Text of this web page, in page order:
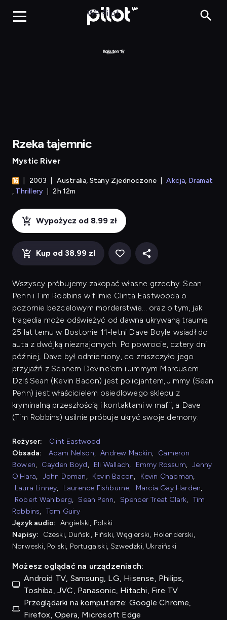
Rzeka tajemnic
WP Pilot
Rzeka tajemnic
Mystic River
2003 Australia, Stany Zjednoczone Akcja Dramat
Thrillery
2h 12m
Wypożycz od 8.99 zł
Kup od 38.99 zl
Wszyscy próbujemy zakopać własne grzechy. Sean
Penn i Tim Robbins w filmie Clinta Eastwooda o
pozornie bezcelowym morderstwie... oraz o tym, jak
tragedia może odświeżyć od dawna ukrywaną traumę.
25 lat temu w Bostonie 11-letni Dave Boyle wsiadł do
auta z dwójką nieznajomych. Po powrocie, cztery dni
później, Dave był odmieniony, co zniszczyło jego
przyjaźń z Seanem Devine'em i Jimmym Marcusem.
Dziś Sean (Kevin Bacon) jest policjantem, Jimmy (Sean
Penn) jest właścicielem osiedlowego sklepu z
kryminalną przeszłością i kontaktami w mafii, a Dave
(Tim Robbins) usilnie próbuje ukryć swoje demony.
Reżyser:
Clint Eastwood
Obsada:
Adam Nelson, Andrew Mackin, Cameron
Bowen, Cayden Boyd, Eli Wallach, Emmy Rossum, Jenny
O'Hara, John Doman, Kevin Bacon, Kevin Chapman,
Laura Linney, Laurence Fishburne, Marcia Gay Harden,
Robert Wahlberg, Sean Penn, Spencer Treat Clark, Tim
Robbins, Tom Guiry
Język audio: Angielski, Polski
Napisy:
Czeski, Duński, Fiński, Węgierski, Holenderski,
Norweski, Polski, Portugalski, Szwedzki, Ukraiński
Możesz oglądać na urządzeniach:
Android TV, Samsung, LG, Hisense, Philips,
Toshiba, JVC, Panasonic, Hitachi, Fire TV
Przeglądarki na komputerze: Google Chrome,
Firefox, Opera, Microsoft Edge